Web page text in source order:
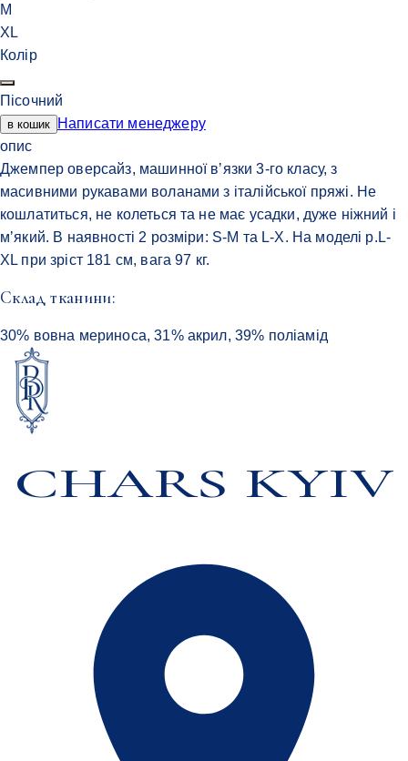
M
XL
Колір
Пісочний
в кошик
Написати менеджеру
опис
Джемпер оверсайз, машинної вʼязки 3-го класу, з
масивними рукавами воланами з італійської пряжі. Не
кошлатиться, не колеться та не має усадки, дуже ніжний і
мʼякий. В наявності 2 розміри: S-M та L-X. На моделі р.L-
XL при зріст 181 см, вага 97 кг.
Cклад тканини:
30% вовна мериноса, 31% акрил, 39% поліамід
CHARS KYIV